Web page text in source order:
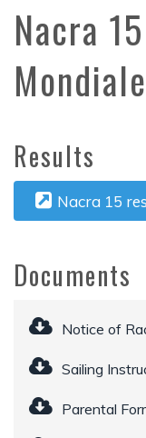
Nacra
Mondiale
Results
Nacra 15
Documents
Notice of
Sailing
Parental